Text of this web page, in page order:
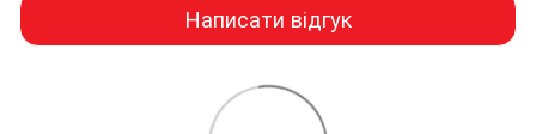
Написати відгук